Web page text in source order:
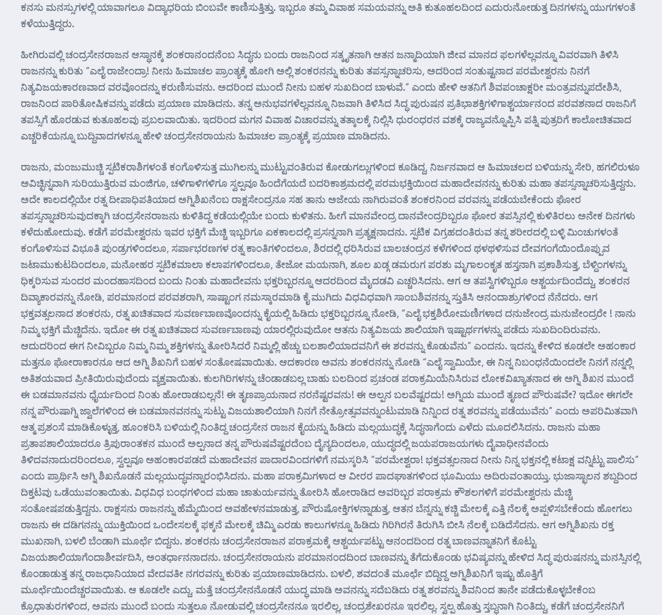
ಕನಸು ಮನಸ್ಸುಗಳಲ್ಲಿ ಯಾವಾಗಲೂ ವಿದ್ಯಾಧರಿಯ ಬಿಂಬವೇ ಕಾಣಿಸುತ್ತಿತ್ತು. ಇಬ್ಬರೂ ತಮ್ಮ ವಿವಾಹ ಸಮಯವನ್ನು ಅತಿ ಕುತೂಹಲದಿಂದ ಎದುರುನೋಡುತ್ತ ದಿನಗಳನ್ನು ಯುಗಗಳಂತೆ
ಕಳೆಯುತ್ತಿದ್ದರು.
ಹೀಗಿರುವಲ್ಲಿ ಚಂದ್ರಸೇನರಾಜನ ಆಸ್ಥಾನಕ್ಕೆ ಶಂಕರಾನಂದನೆಂಬ ಸಿದ್ಧನು ಬಂದು ರಾಜನಿಂದ ಸತ್ಕೃತನಾಗಿ ಆತನ ಜನ್ಮಾದಿಯಾಗಿ ಜೀವ ಮಾನದ ಫಲಗಳೆಲ್ಲವನ್ನೂ ವಿವರವಾಗಿ ತಿಳಿಸಿ
ರಾಜನನ್ನು ಕುರಿತು “ಎಲೈ ರಾಜೇಂದ್ರಾ! ನೀನು ಹಿಮಾಚಲ ಪ್ರಾಂತ್ಯಕ್ಕೆ ಹೋಗಿ ಅಲ್ಲಿ ಶಂಕರನನ್ನು ಕುರಿತು ತಪಸ್ಸನ್ನಾಚರಿಸು, ಅದರಿಂದ ಸಂತುಷ್ಟನಾದ ಪರಮೇಶ್ವರನು ನಿನಗೆ
ನಿತ್ಯವಿಜಯಕಾರಣವಾದ ವರವೊಂದನ್ನು ಕರುಣಿಸುವನು. ಅದರಿಂದ ಮುಂದೆ ನೀನು ಬಹಳ ಸುಖದಿಂದ ಬಾಳುವೆ.” ಎಂದು ಹೇಳಿ ಆತನಿಗೆ ಶಿವಪಂಚಾಕ್ಷರೀ ಮಂತ್ರವನ್ನುಪದೇಶಿಸಿ,
ರಾಜನಿಂದ ಪಾರಿತೋಷಿಕವನ್ನು ಪಡೆದು ಪ್ರಯಾಣ ಮಾಡಿದನು. ತನ್ನ ಅನುಭವಗಳೆಲ್ಲವನ್ನೂ ನಿಜವಾಗಿ ತಿಳಿಸಿದ ಸಿದ್ಧ ಪುರುಷನ ಪ್ರತಿಭಾಶಕ್ತಿಗಳಿಗಾಶ್ಚರ್ಯಾನಂದ ಪರವಶನಾದ ರಾಜನಿಗೆ
ತಪಸ್ಸಿಗೆ ಹೊರಡುವ ಕುತೂಹಲವು ಪ್ರಬಲವಾಯಿತು. ಇದರಿಂದ ಮಗನ ವಿವಾಹ ವಿಚಾರವನ್ನು ತತ್ಕಾಲಕ್ಕೆ ನಿಲ್ಲಿಸಿ ಧುರಂಧರನ ವಶಕ್ಕೆ ರಾಜ್ಯವನ್ನೊಪ್ಪಿಸಿ ಪತ್ನಿ ಪುತ್ರರಿಗೆ ಕಾಲೋಚಿತವಾದ
ಎಚ್ಚರಿಕೆಯನ್ನೂ ಬುದ್ದಿವಾದಗಳನ್ನೂ ಹೇಳಿ ಚಂದ್ರಸೇನರಾಯನು ಹಿಮಾಚಲ ಪ್ರಾಂತ್ಯಕ್ಕೆ ಪ್ರಯಾಣ ಮಾಡಿದನು.
ರಾಜನು, ಮಂಜುಮುಚ್ಚಿ ಸ್ಪಟಿಕರಾಶಿಗಳಂತೆ ಕಂಗೊಳಿಸುತ್ತ ಮುಗಿಲನ್ನು ಮುಟ್ಟುವಂತಿರುವ ಕೋಡುಗಲ್ಲುಗಳಿಂದ ಕೂಡಿದ್ದ, ನಿರ್ಜನವಾದ ಆ ಹಿಮಾಚಲದ ಬಳಿಯನ್ನು ಸೇರಿ, ಹಗಲಿರುಳೂ
ಅವಿಚ್ಛಿನ್ನವಾಗಿ ಸುರಿಯುತ್ತಿರುವ ಮಂಜಿಗೂ, ಚಳಿಗಾಳಿಗಳಿಗೂ ಸ್ವಲ್ಪವೂ ಹಿಂದೆಗೆಯದೆ ಬದರಿಕಾಶ್ರಮದಲ್ಲಿ ಪರಮಭಕ್ತಿಯಿಂದ ಮಹಾದೇವನನ್ನು ಕುರಿತು ಮಹಾ ತಪಸ್ಸನ್ನಾಚರಿಸುತ್ತಿದ್ದನು.
ಅದೇ ಕಾಲದಲ್ಲಿಯೇ ರತ್ನ ದೀಪಾಧಿಪತಿಯಾದ ಅಗ್ನಿಶಿಖನೆಂಬ ರಾಕ್ಷಸೇಂದ್ರನೂ ಸಹ ತಾನು ಅಜೇಯ ನಾಗಿರುವಂತೆ ಶಂಕರನಿಂದ ವರವನ್ನು ಪಡೆಯಬೇಕೆಂದು ಘೋರ
ತಪಸ್ಸನ್ನಾಚರಿಸುವುದಕ್ಕಾಗಿ ಚಂದ್ರಸೇನರಾಜನು ಕುಳಿತಿದ್ದ ಕಡೆಯಲ್ಲಿಯೇ ಬಂದು ಕುಳಿತನು. ಹೀಗೆ ಮಾನವೇಂದ್ರ ದಾನವೇಂದ್ರರಿಬ್ಬರೂ ಘೋರ ತಪಸ್ಸಿನಲ್ಲಿ ಕುಳಿತಿರಲು ಅನೇಕ ದಿನಗಳು
ಕಳೆದುಹೋದುವು. ಕಡೆಗೆ ಪರಮೇಶ್ವರನು ಇವರ ಭಕ್ತಿಗೆ ಮೆಚ್ಚಿ ಇಬ್ಬರಿಗೂ ಏಕಕಾಲದಲ್ಲಿ ಪ್ರಸನ್ನನಾಗಿ ಪ್ರತ್ಯಕ್ಷನಾದನು. ಸ್ಪಟಿಕ ವಿಗ್ರಹದಂತಿರುವ ತನ್ನ ಶರೀರದಲ್ಲಿ ಬಳ್ಳಿ ಮಿಂಚುಗಳಂತೆ
ಕಂಗೊಳಿಸುವ ವಿಭೂತಿ ಪುಂಡ್ರಗಳಿಂದಲೂ, ಸರ್ಪಾಭರಣಗಳ ರತ್ನ ಕಾಂತಿಗಳಿಂದಲೂ, ಶಿರದಲ್ಲಿ ಧರಿಸಿರುವ ಬಾಲಚಂದ್ರನ ಕಳೆಗಳಿಂದ ಥಳಥಳಿಸುವ ದೇವಗಂಗೆಯಿಂದೊಪ್ಪುವ
ಜಟಾಮುಕುಟದಿಂದಲೂ, ಮನೋಹರ ಸ್ಪಟಿಕಮಾಲಾ ಕಲಾಪಗಳಿಂದಲೂ, ತೇಜೋ ಮಯನಾಗಿ, ಶೂಲ ಖಡ್ಗ ಡಮರುಗ ಪರಶು ಮೃಗಾಲಂಕೃತ ಹಸ್ತನಾಗಿ ಪ್ರಕಾಶಿಸುತ್ತ, ಬೆಳ್ದಿಂಗಳನ್ನು
ಧಿಕ್ಕರಿಸುವ ಸುಂದರ ಮಂದಹಾಸದಿಂದ ಬಂದು ನಿಂತು ಮಹಾದೇವನು ಭಕ್ತರಿಬ್ಬರನ್ನೂ ಆದರದಿಂದ ಮೈದಡವಿ ಎಚ್ಚರಿಸಿದನು. ಆಗ ಆ ತಪಸ್ವಿಗಳಿಬ್ಬರೂ ಆಶ್ಚರ್ಯದಿಂದೆದ್ದು, ಶಂಕರನ
ದಿವ್ಯಾಕಾರವನ್ನು ನೋಡಿ, ಪರಮಾನಂದ ಪರವಶರಾಗಿ, ಸಾಷ್ಟಾಂಗ ನಮಸ್ಕಾರಮಾಡಿ ಕೈ ಮುಗಿದು ವಿಧವಿಧವಾಗಿ ಸಾಂಬಶಿವನನ್ನು ಸ್ತುತಿಸಿ ಆನಂದಾಶ್ರುಗಳಿಂದ ನೆನೆದರು. ಆಗ
ಭಕ್ತವತ್ಸಲನಾದ ಶಂಕರನು, ರತ್ನ ಖಚಿತವಾದ ಸುವರ್ಣಬಾಣವೊಂದನ್ನು ಕೈಯಲ್ಲಿ ಹಿಡಿದು ಭಕ್ತರಿಬ್ಬರನ್ನೂ ನೋಡಿ, “ಎಲೈ ಭಕ್ತಶಿರೋಮಣಿಗಳಾದ ದನುಜೇಂದ್ರ ಮನುಜೇಂದ್ರರೇ ! ನಾನು
ನಿಮ್ಮ ಭಕ್ತಿಗೆ ಮೆಚ್ಚಿದೆನು. ಇದೋ ಈ ರತ್ನ ಖಚಿತವಾದ ಸುವರ್ಣಬಾಣವು ಯಾರಲ್ಲಿರುವುದೋ ಆತನು ನಿತ್ಯವಿಜಯ ಶಾಲಿಯಾಗಿ ಇಷ್ಟಾರ್ಥಗಳನ್ನು ಪಡೆದು ಸುಖದಿಂದಿರುವನು.
ಆದುದರಿಂದ ಈಗ ನೀವಿಬ್ಬರೂ ನಿಮ್ಮ ನಿಮ್ಮ ಶಕ್ತಿಗಳನ್ನು ತೋರಿಸಿದರೆ ನಿಮ್ಮಲ್ಲಿ ಹೆಚ್ಚು ಬಲಶಾಲಿಯಾದವನಿಗೆ ಈ ಶರವನ್ನು ಕೊಡುವೆನು” ಎಂದನು. ಇದನ್ನು ಕೇಳಿದ ಕೂಡಲೇ ಅಹಂಕಾರ
ಮತ್ತನೂ ಘೋರಾಕಾರನೂ ಆದ ಅಗ್ನಿ ಶಿಖನಿಗೆ ಬಹಳ ಸಂತೋಷವಾಯಿತು. ಆದಕಾರಣ ಅವನು ಶಂಕರನನ್ನು ನೋಡಿ “ಎಲೈ ಸ್ವಾಮಿಯೇ, ಈ ನಿನ್ನ ನಿಬಂಧನೆಯಿಂದಲೇ ನಿನಗೆ ನನ್ನಲ್ಲಿ
ಅತಿಶಯವಾದ ಪ್ರೀತಿಯಿರುವುದೆಂದು ವ್ಯಕ್ತವಾಯಿತು. ಕುಲಗಿರಿಗಳನ್ನು ಚೆಂಡಾಡಬಲ್ಲ ಬಾಹು ಬಲದಿಂದ ಪ್ರಚಂಡ ಪರಾಕ್ರಮಿಯೆನಿಸಿರುವ ಲೋಕವಿಖ್ಯಾತನಾದ ಈ ಅಗ್ನಿ ಶಿಖನ ಮುಂದೆ
ಈ ಬಡಮಾನವನು ಧೈರ್ಯದಿಂದ ನಿಂತು ಹೋರಾಡಬಲ್ಲನೆ! ಈ ತೃಣಪ್ರಾಯನಾದ ನರನೆಷ್ಟರವನು! ಈ ಅಲ್ಪನ ಬಲವೆಷ್ಟರದು! ಅಗ್ನಿಯ ಮುಂದೆ ತೃಣದ ಪೌರುಷವೇ? ಇದೋ ಈಗಲೇ
ನನ್ನ ಪೌರುಷಾಗ್ನಿ ಜ್ವಾಲೆಗಳಿಂದ ಈ ಬಡಮಾನವನನ್ನು ಸುಟ್ಟು ವಿಜಯಶಾಲಿಯಾಗಿ ನಿನಗೆ ನೇತ್ರೋತ್ಸವವನ್ನುಂಟುಮಾಡಿ ನಿನ್ನಿಂದ ರತ್ನ ಶರವನ್ನು ಪಡೆಯುವೆನು” ಎಂದು ಅಪರಿಮಿತವಾಗಿ
ಆತ್ಮ ಪ್ರಶಂಸೆ ಮಾಡಿಕೊಳ್ಳುತ್ತ, ಹೂಂಕರಿಸಿ ಬಳಿಯಲ್ಲಿ ನಿಂತಿದ್ದ ಚಂದ್ರಸೇನ ರಾಜನ ಕೈಯನ್ನು ಹಿಡಿದು ಮಲ್ಲಯುದ್ಧಕ್ಕೆ ಸಿದ್ಧನಾಗೆಂದು ಎಳೆದು ಮೂದಲಿಸಿದನು. ರಾಜನು ಮಹಾ
ಪ್ರತಾಪಶಾಲಿಯಾದರೂ ತ್ರಿಪುರಾಂತಕನ ಮುಂದೆ ಅಲ್ಪನಾದ ತನ್ನ ಪೌರುಷವೆಷ್ಟರದೆಂಬ ದೈನ್ಯದಿಂದಲೂ, ಯುದ್ಧದಲ್ಲಿ ಜಯಪರಾಜಯಗಳು ದೈವಾಧೀನವೆಂದು
ತಿಳಿದವನಾದುದರಿಂದಲೂ, ಸ್ವಲ್ಪವೂ ಅಹಂಕಾರಪಡದೆ ಮಹಾದೇವನ ಪಾದಾರವಿಂದಗಳಿಗೆ ನಮಸ್ಕರಿಸಿ “ಪರಮೇಶ್ವರಾ! ಭಕ್ತವತ್ಸಲನಾದ ನೀನು ನಿನ್ನ ಭಕ್ತನಲ್ಲಿ ಕಟಾಕ್ಷ ವನ್ನಿಟ್ಟು ಪಾಲಿಸು”
ಎಂದು ಪ್ರಾರ್ಥಿಸಿ ಅಗ್ನಿ ಶಿಖನೊಡನೆ ಮಲ್ಲಯುದ್ಧವನ್ನಾರಂಭಿಸಿದನು. ಮಹಾ ಪರಾಕ್ರಮಿಗಳಾದ ಆ ವೀರರ ಪಾದಘಾತಗಳಿಂದ ಭೂಮಿಯು ಅದಿರುವಂತಾಯ್ತು. ಭುಜಾಸ್ಛಾಲನ ಶಬ್ದದಿಂದ
ದಿಕ್ತಟವು ಒಡೆಯುವಂತಾಯಿತು. ವಿಧವಿಧ ಬಂಧಗಳಿಂದ ಮಹಾ ಚಾತುರ್ಯವನ್ನು ತೋರಿಸಿ ಹೋರಾಡಿದ ಅವರಿಬ್ಬರ ಪರಾಕ್ರಮ ಕೌಶಲಗಳಿಗೆ ಪರಮೇಶ್ವರನು ಮೆಚ್ಚಿ
ಸಂತೋಷಪಡುತ್ತಿದ್ದನು. ರಾಕ್ಷಸನು ರಾಜನನ್ನು ಹೆಮ್ಮೆಯಿಂದ ಅವಹೇಳನಮಾಡುತ್ತ, ಪೌರುಷೋಕ್ತಿಗಳನ್ನಾಡುತ್ತ, ಆತನ ಬೆನ್ನನ್ನು ಕಚ್ಚಿ ಮೇಲಕ್ಕೆ ಎತ್ತಿ ನೆಲಕ್ಕೆ ಅಪ್ಪಳಿಸಬೇಕೆಂದು ಹೋಗಲು
ರಾಜನು ಈ ದಡಿಗನನ್ನು ಯುಕ್ತಿಯಿಂದ ಒಂದೇಸಲಕ್ಕೆ ಫಕ್ಕನೆ ಮೇಲಕ್ಕೆ ಚಿಮ್ಮಿ ಎರಡು ಕಾಲುಗಳನ್ನೂ ಹಿಡಿದು ಗಿರಿಗಿರನೆ ತಿರುಗಿಸಿ ಬೀಸಿ ನೆಲಕ್ಕೆ ಬಡಿದೆಸೆದನು. ಆಗ ಅಗ್ನಿಶಿಖನು ರಕ್ತ
ಮುಖನಾಗಿ, ಬಳಲಿ ಬೆಂಡಾಗಿ ಮೂರ್ಛೆ ಬಿದ್ದನು. ಶಂಕರನು ಚಂದ್ರಸೇನರಾಜನ ಪರಾಕ್ರಮಕ್ಕೆ ಆಶ್ಚರ್ಯಪಟ್ಟು ಆನಂದದಿಂದ ರತ್ನ ಬಾಣವನ್ನಾತನಿಗೆ ಕೊಟ್ಟು
ವಿಜಯಶಾಲಿಯಾಗೆಂದಾಶೀರ್ವದಿಸಿ, ಅಂತರ್ಧಾನನಾದನು. ಚಂದ್ರಸೇನರಾಯನು ಪರಮಾನಂದದಿಂದ ಬಾಣವನ್ನು ತೆಗೆದುಕೊಂಡು ಭವಿಷ್ಯವನ್ನು ಹೇಳಿದ ಸಿದ್ಧ ಪುರುಷನನ್ನು ಮನಸ್ಸಿನಲ್ಲಿ
ಕೊಂಡಾಡುತ್ತ ತನ್ನ ರಾಜಧಾನಿಯಾದ ವೇದವತೀ ನಗರವನ್ನು ಕುರಿತು ಪ್ರಯಾಣಮಾಡಿದನು. ಬಳಲಿ, ಶವದಂತೆ ಮೂರ್ಛೆ ಬಿದ್ದಿದ್ದ ಅಗ್ನಿಶಿಖನಿಗೆ ಇಷ್ಟು ಹೊತ್ತಿಗೆ
ಮೂರ್ಛೆಯಿಂದೆಚ್ಚರವಾಯಿತು. ಆ ಕೂಡಲೇ ಎದ್ದು, ಮತ್ತೆ ಚಂದ್ರಸೇನನೊಡನೆ ಯುದ್ಧ ಮಾಡಿ ಅವನನ್ನು ಸದೆಬಡಿದು ರತ್ನ ಶರವನ್ನು ಶಿವನಿಂದ ತಾನೇ ಪಡೆದುಕೊಳ್ಳಬೇಕೆಂಬ
ಕ್ರೊಧಾತುರಗಳಿಂದ, ಅವನು ಮುಂದೆ ಬಂದು ಸುತ್ತಲೂ ನೋಡುವಲ್ಲಿ ಚಂದ್ರಸೇನನೂ ಇರಲಿಲ್ಲ, ಚಂದ್ರಶೇಖರನೂ ಇರಲಿಲ್ಲ. ಸ್ವಲ್ಪ ಹೊತ್ತು ಸ್ತಬ್ಧನಾಗಿ ನಿಂತಿದ್ದು, ಕಡೆಗೆ ಚಂದ್ರಸೇನನಿಗೆ